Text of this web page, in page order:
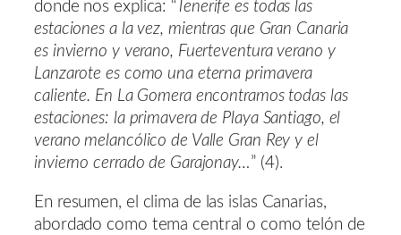
donde nos explica: “ Tenerife es todas las
estaciones a la vez, mientras que Gran Canaria
es invierno y verano, Fuerteventura verano y
Lanzarote es como una eterna primavera
caliente. En La Gomera encontramos todas las
estaciones: la primavera de Playa Santiago, el
verano melancólico de Valle Gran Rey y el
invierno cerrado de Garajonay…” (4).
En resumen, el clima de las islas Canarias,
abordado como tema central o como telón de